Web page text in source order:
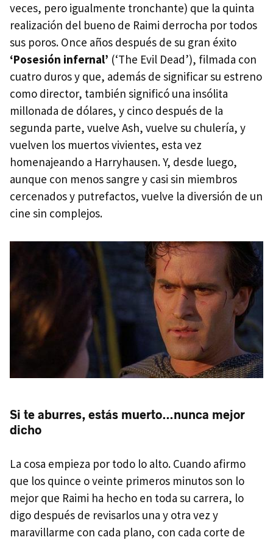
veces, pero igualmente tronchante) que la quinta
realización del bueno de Raimi derrocha por todos
sus poros. Once años después de su gran éxito
‘Posesión infernal’ (‘The Evil Dead’), filmada con
cuatro duros y que, además de significar su estreno
como director, también significó una insólita
millonada de dólares, y cinco después de la
segunda parte, vuelve Ash, vuelve su chulería, y
vuelven los muertos vivientes, esta vez
homenajeando a Harryhausen. Y, desde luego,
aunque con menos sangre y casi sin miembros
cercenados y putrefactos, vuelve la diversión de un
cine sin complejos.
Si te aburres, estás muerto…nunca mejor
dicho
La cosa empieza por todo lo alto. Cuando afirmo
que los quince o veinte primeros minutos son lo
mejor que Raimi ha hecho en toda su carrera, lo
digo después de revisarlos una y otra vez y
maravillarme con cada plano, con cada corte de